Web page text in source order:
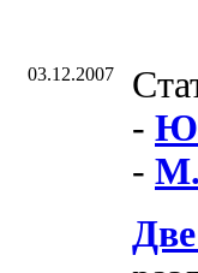
03.12.2007
-
- М.